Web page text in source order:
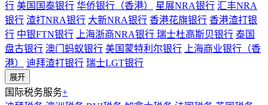
行 美国国泰银行 华侨银行（香港） 星展NRA银行 汇丰NRA
银行 渣打NRA银行 大新NRA银行 香港花旗银行 香港渣打银
行 中银FTN银行 上海浙商NRA银行 瑞士杜高斯贝银行 泰国
盘古银行 澳门蚂蚁银行 美国蒙特利尔银行
上海商业银行（香
港）
迪拜渣打银行 瑞士LGT银行
展开
国际税务服务+